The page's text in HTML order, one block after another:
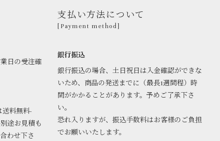
日の受注確
送料無料-
途お見積も
わせ下さ
支払い方法について
[Payment method]
銀行振込
銀行振込の場合、土日祝日は入金確認ができな
いため、商品の発送までに（最長1週間程）時
間がかかることがあります。予めご了承下さ
い。
恐れ入りますが、振込手数料はお客様のご負担
でお願いいたします。